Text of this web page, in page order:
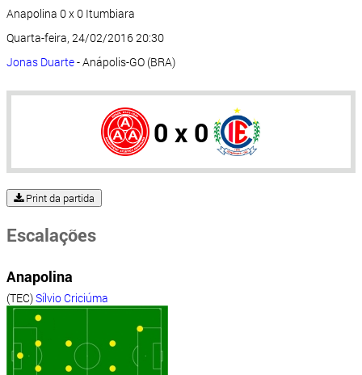
Anapolina 0 x 0 Itumbiara
Quarta-feira, 24/02/2016 20:30
Jonas Duarte- Anápolis-GO (BRA)
0 x 0
Print da partida
Escalações
Anapolina
(TEC)Sílvio Criciúma